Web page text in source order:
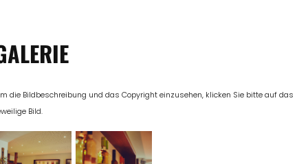
die Bildbeschreibung und das Copyright einzusehen, klicken Sie bitte auf das
Bild.